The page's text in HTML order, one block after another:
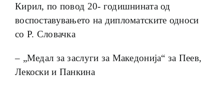
Кирил, по повод 20- годишнината од
воспоставувањето на дипломатските односи
со Р. Словачка
– „Медал за заслуги за Македонија“ за Пеев,
Лекоски и Панкина